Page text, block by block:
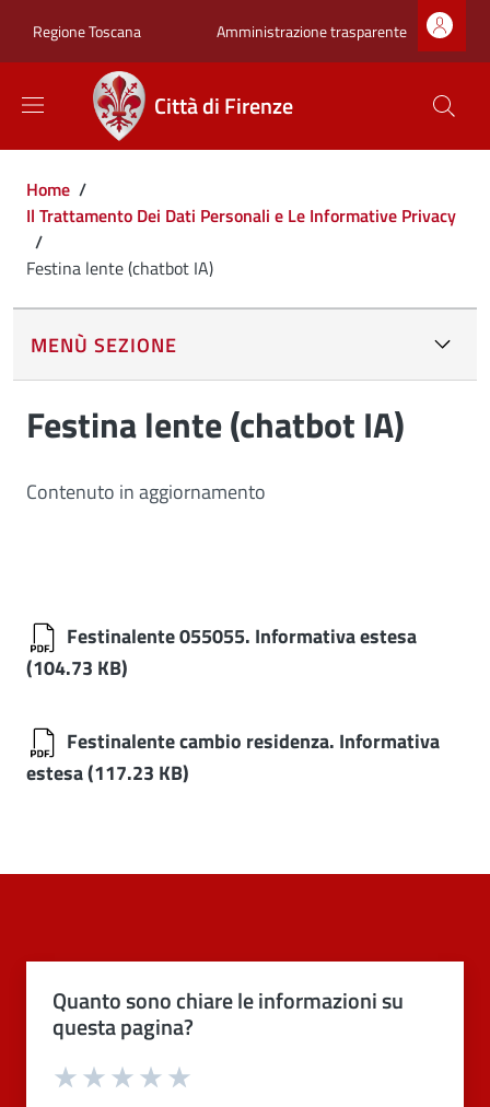
Regione Toscana Zona superiore
Amministrazione trasparente
Città di Firenze
Briciole di pane
Home /
Il Trattamento Dei Dati Personali e Le Informative Privacy
/
Festina lente (chatbot IA)
MENÙ SEZIONE
Festina lente (chatbot IA)
Contenuto in aggiornamento
Festinalente 055055. Informativa estesa
(104.73 KB)
Festinalente cambio residenza. Informativa
estesa(117.23 KB)
Quanto sono chiare le informazioni su
questa pagina?
Valuta 4 stelle su 5
Valuta 3 stelle su 5
Valuta 2 stelle su 5
Valuta 1 stelle su 5